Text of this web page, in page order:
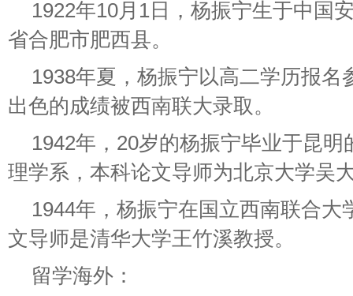
1922年10月1日，杨振宁生于中国
省合肥市肥西县。
1938年夏，杨振宁以高二学历报名
出色的成绩被西南联大录取。
1942年，20岁的杨振宁毕业于昆
理学系，本科论文导师为北京大学吴
1944年，杨振宁在国立西南联合大
文导师是清华大学王竹溪教授。
留学海外：